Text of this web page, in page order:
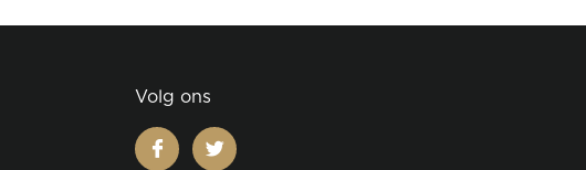
Volg ons
facebooktwitter